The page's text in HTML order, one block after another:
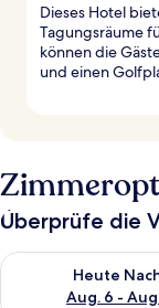
Dieses Hotel
Tagungsräume
können die
und einen
Überprüfe die
Heute
Aug. 6 -
Überprüfe die